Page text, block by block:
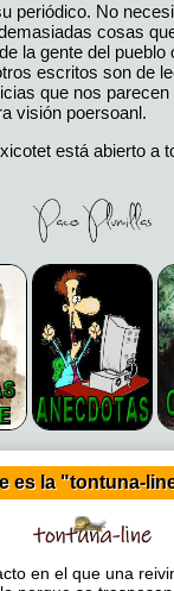
periódico. No
cosas
la gente del pueblo
escritos son de
que nos
visión poersoanl.
está abierto a
es la "tontuna-
en el que una